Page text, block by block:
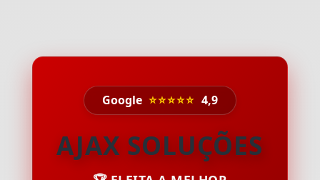
Google ⭐⭐⭐⭐⭐ 4,9
AJAX SOLUÇÕES